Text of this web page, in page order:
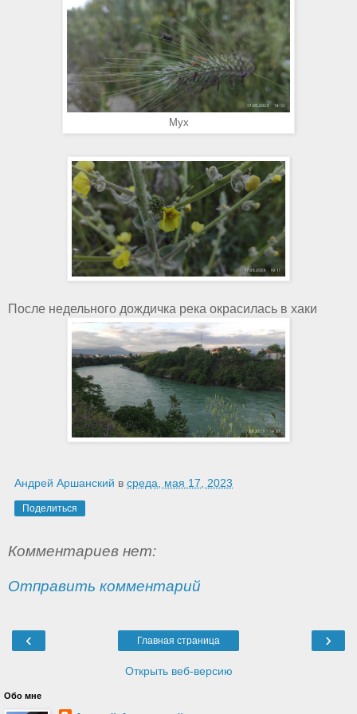
Мух
После недельного дождичка река окрасилась в хаки
Андрей Аршанский в среда, мая 17, 2023
Поделиться
Комментариев нет:
Отправить комментарий
‹ ›
Главная страница
Открыть веб-версию
Обо мне